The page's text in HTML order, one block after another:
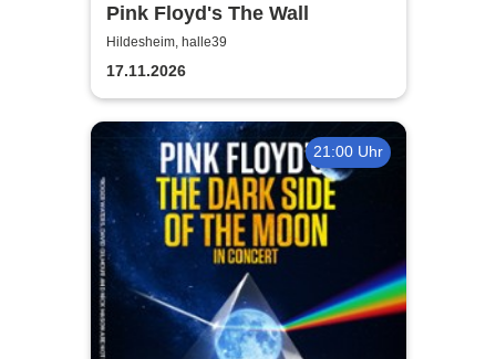
Pink Floyd's The Wall
Hildesheim, halle39
17.11.2026
21:00 Uhr